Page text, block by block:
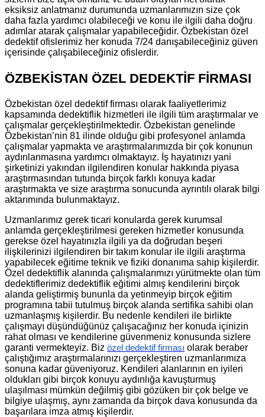
eksiksiz anlatmanız durumunda uzmanlarımızın size çok
daha fazla yardımcı olabileceği ve konu ile ilgili daha doğru
adımlar atarak çalışmalar yapabileceğidir. Özbekistan özel
dedektif ofislerimiz her konuda 7/24 danışabileceğiniz güven
içerisinde çalışabileceğiniz ofislerdir.
ÖZBEKİSTAN ÖZEL DEDEKTİF FİRMASI
Özbekistan özel dedektif firması olarak faaliyetlerimiz
kapsamında dedektiflik hizmetleri ile ilgili tüm araştırmalar ve
çalışmalar gerçekleştirilmektedir. Özbekistan genelinde
Özbekistan’nin 81 ilinde olduğu gibi profesyonel anlamda
çalışmalar yapmakta ve araştırmalarımızda bir çok konunun
aydınlanmasına yardımcı olmaktayız. İş hayatınızı yani
şirketinizi yakından ilgilendiren konular hakkında piyasa
araştırmasından tutunda birçok farklı konuya kadar
araştırmakta ve size araştırma sonucunda ayrıntılı olarak bilgi
aktarımında bulunmaktayız.
Uzmanlarımız gerek ticari konularda gerek kurumsal
anlamda gerçekleştirilmesi gereken hizmetler konusunda
gerekse özel hayatınızla ilgili ya da doğrudan beşeri
ilişkilerinizi ilgilendiren bir takım konular ile ilgili araştırma
yapabilecek eğitime teknik ve fiziki donanıma sahip kişilerdir.
Özel dedektiflik alanında çalışmalarımızı yürütmekte olan tüm
dedektiflerimiz dedektiflik eğitimi almış kendilerini birçok
alanda geliştirmiş bununla da yetinmeyip birçok eğitim
programına tabii tutulmuş birçok alanda sertifika sahibi olan
uzmanlaşmış kişilerdir. Bu nedenle kendileri ile birlikte
çalışmayı düşündüğünüz çalışacağınız her konuda içinizin
rahat olması ve kendilerine güvenmeniz konusunda sizlere
garanti vermekteyiz. Biz özel dedektif firması olarak beraber
çalıştığımız araştırmalarınızı gerçekleştiren uzmanlarımıza
sonuna kadar güveniyoruz. Kendileri alanlarının en iyileri
oldukları gibi birçok konuyu aydınlığa kavuşturmuş
ulaşılması mümkün değilmiş gibi gözüken bir çok belge ve
bilgiye ulaşmış, aynı zamanda da birçok dava konusunda da
başarılara imza atmış kişilerdir.